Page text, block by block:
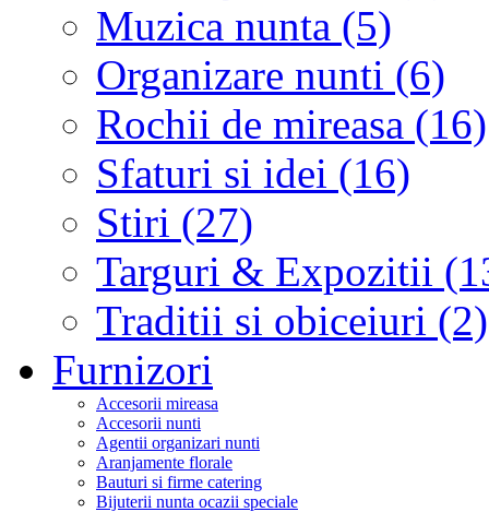
Muzica nunta (5)
Organizare nunti (6)
Rochii de mireasa (16)
Sfaturi si idei (16)
Stiri (27)
Targuri & Expozitii
Traditii si obiceiuri (2)
Furnizori
Accesorii mireasa
Accesorii nunti
Agentii organizari nunti
Aranjamente florale
Bauturi si firme catering
Bijuterii nunta ocazii speciale